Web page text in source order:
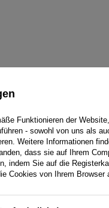
Funktionieren der
- sowohl von uns als
Weitere Informationen
dass sie auf Ihrem
indem Sie auf die
Cookies von Ihrem